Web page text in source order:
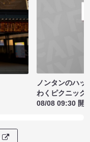
ノンタンのハッ
わくピクニック
08/08 09:30 開